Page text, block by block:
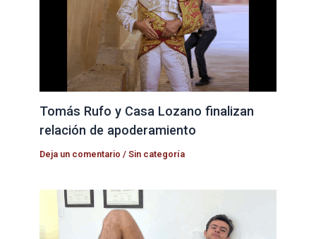
Tomás Rufo y Casa Lozano finalizan
relación de apoderamiento
Deja un comentario /Sin categoría